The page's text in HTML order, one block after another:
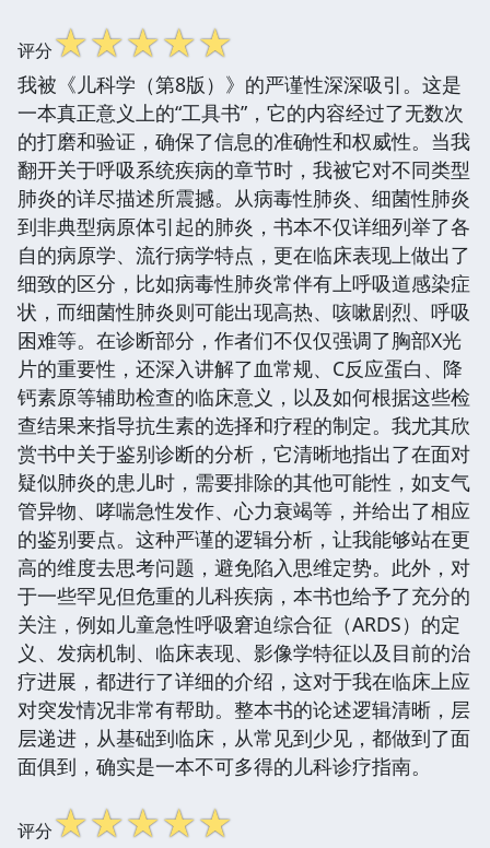
评分☆☆☆☆☆
我被《儿科学（第8版）》的严谨性深深吸引。这是
一本真正意义上的“工具书”，它的内容经过了无数次
的打磨和验证，确保了信息的准确性和权威性。当我
翻开关于呼吸系统疾病的章节时，我被它对不同类型
肺炎的详尽描述所震撼。从病毒性肺炎、细菌性肺炎
到非典型病原体引起的肺炎，书本不仅详细列举了各
自的病原学、流行病学特点，更在临床表现上做出了
细致的区分，比如病毒性肺炎常伴有上呼吸道感染症
状，而细菌性肺炎则可能出现高热、咳嗽剧烈、呼吸
困难等。在诊断部分，作者们不仅仅强调了胸部X光
片的重要性，还深入讲解了血常规、C反应蛋白、降
钙素原等辅助检查的临床意义，以及如何根据这些检
查结果来指导抗生素的选择和疗程的制定。我尤其欣
赏书中关于鉴别诊断的分析，它清晰地指出了在面对
疑似肺炎的患儿时，需要排除的其他可能性，如支气
管异物、哮喘急性发作、心力衰竭等，并给出了相应
的鉴别要点。这种严谨的逻辑分析，让我能够站在更
高的维度去思考问题，避免陷入思维定势。此外，对
于一些罕见但危重的儿科疾病，本书也给予了充分的
关注，例如儿童急性呼吸窘迫综合征（ARDS）的定
义、发病机制、临床表现、影像学特征以及目前的治
疗进展，都进行了详细的介绍，这对于我在临床上应
对突发情况非常有帮助。整本书的论述逻辑清晰，层
层递进，从基础到临床，从常见到少见，都做到了面
面俱到，确实是一本不可多得的儿科诊疗指南。
评分☆☆☆☆☆